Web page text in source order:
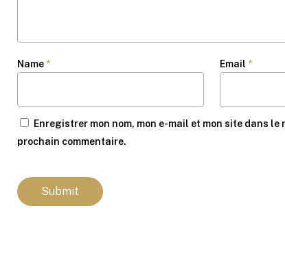
Name * Email *
Enregistrer mon nom, mon e-mail et mon site dans le
prochain commentaire.